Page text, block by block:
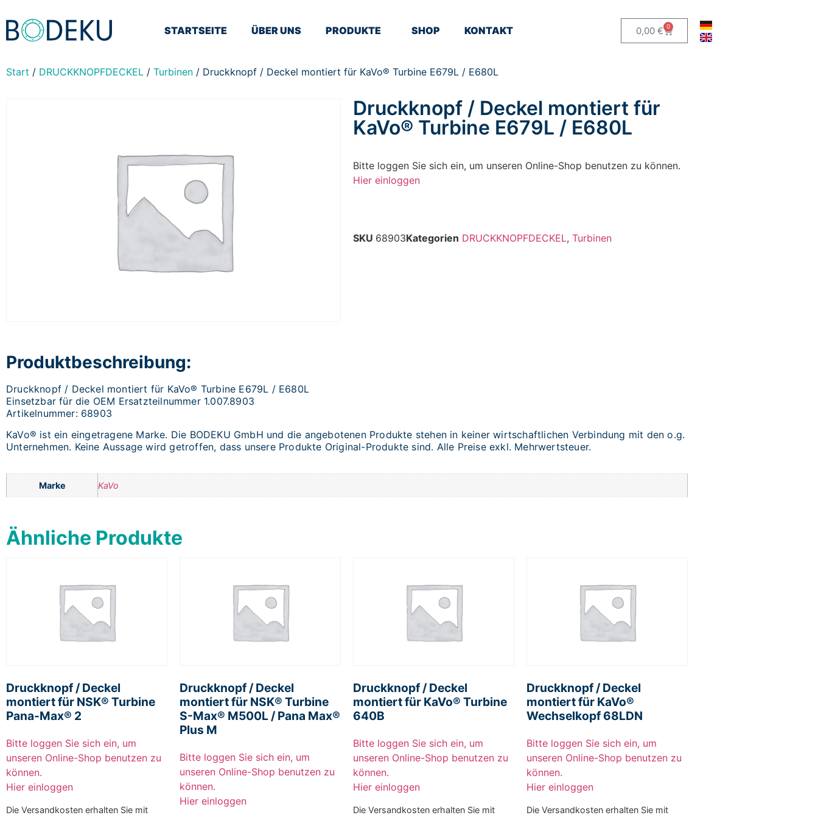
STARTSEITE ÜBER UNS PRODUKTE SHOP KONTAKT 0,00 € 0
Start / DRUCKKNOPFDECKEL / Turbinen / Druckknopf / Deckel montiert für KaVo® Turbine E679L / E680L
Druckknopf / Deckel montiert für
KaVo® Turbine E679L / E680L
Bitte loggen Sie sich ein, um unseren Online-Shop benutzen zu können.
Hier einloggen
SKU 68903Kategorien DRUCKKNOPFDECKEL, Turbinen
Produktbeschreibung:
Druckknopf / Deckel montiert für KaVo® Turbine E679L / E680L
Einsetzbar für die OEM Ersatzteilnummer 1.007.8903
Artikelnummer: 68903
KaVo® ist ein eingetragene Marke. Die BODEKU GmbH und die angebotenen Produkte stehen in keiner wirtschaftlichen Verbindung mit den o.g.
Unternehmen. Keine Aussage wird getroffen, dass unsere Produkte Original-Produkte sind. Alle Preise exkl. Mehrwertsteuer.
Marke KaVo
Ähnliche Produkte
Druckknopf / Deckel
montiert für NSK® Turbine
Pana-Max® 2
Bitte loggen Sie sich ein, um
unseren Online-Shop benutzen zu
können.
Hier einloggen
Die Versandkosten erhalten Sie mit
Druckknopf / Deckel
montiert für NSK® Turbine
S-Max® M500L / Pana Max®
Plus M
Bitte loggen Sie sich ein, um
unseren Online-Shop benutzen zu
können.
Hier einloggen
Druckknopf / Deckel
montiert für KaVo® Turbine
640B
Bitte loggen Sie sich ein, um
unseren Online-Shop benutzen zu
können.
Hier einloggen
Die Versandkosten erhalten Sie mit
Druckknopf / Deckel
montiert für KaVo®
Wechselkopf 68LDN
Bitte loggen Sie sich ein, um
unseren Online-Shop benutzen zu
können.
Hier einloggen
Die Versandkosten erhalten Sie mit